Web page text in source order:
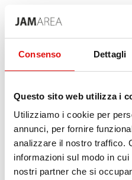
Consenso Dettagli
Questo sito web utilizza i
Utilizziamo i cookie per
annunci, per fornire
analizzare il nostro traffico.
informazioni sul modo in
nostri partner che si